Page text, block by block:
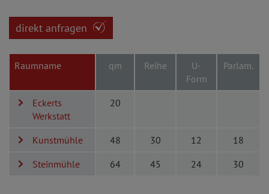
direkt anfragen
Raumname qm Reihe
U-
Form
Parlam.
Eckerts
Werkstatt
20
Kunstmühle 48 30 12
18
Steinmühle
64 45 24 30